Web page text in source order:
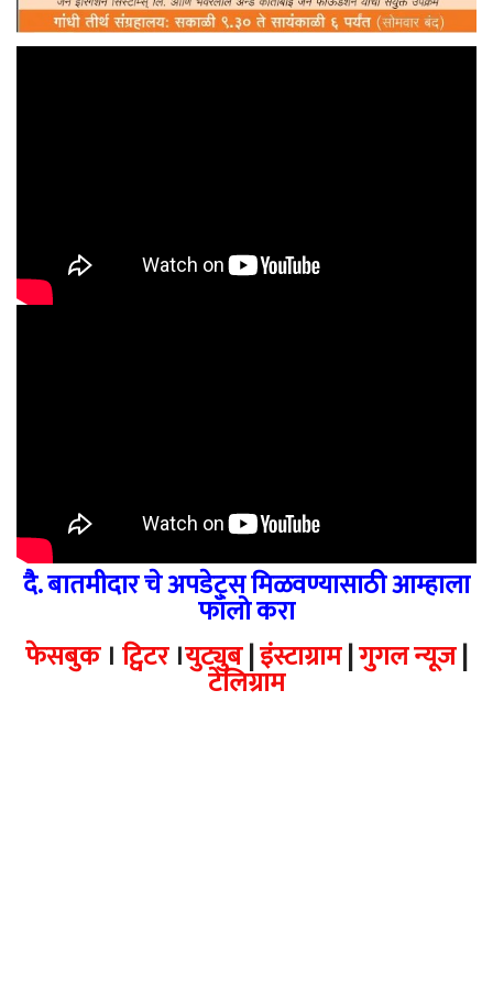
दै. बातमीदार चे अपडेट्स मिळवण्यासाठी आम्हाला
फॉलो करा
फेसबुक। ट्विटर।युट्युब|इंस्टाग्राम|गुगल न्यूज|
टेलिग्राम